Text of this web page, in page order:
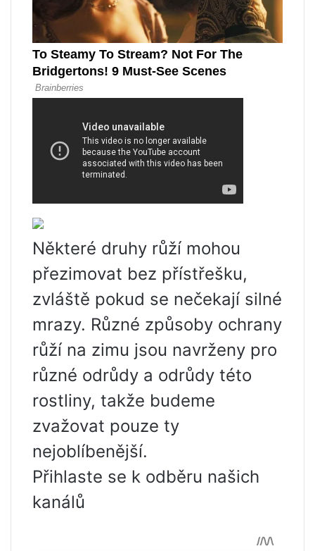
Některé druhy růží mohou
přezimovat bez přístřešku,
zvláště pokud se nečekají silné
mrazy. Různé způsoby ochrany
růží na zimu jsou navrženy pro
různé odrůdy a odrůdy této
rostliny, takže budeme
zvažovat pouze ty
nejoblíbenější.
Přihlaste se k odběru našich
kanálů